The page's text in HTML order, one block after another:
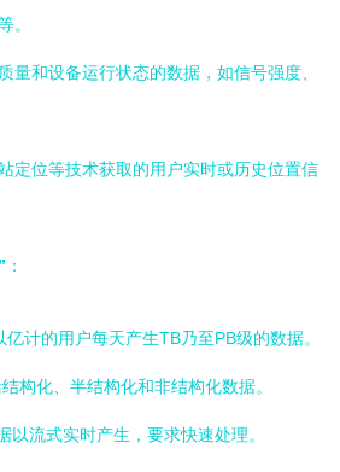
。
量和设备运行状态的数据，如信号强度、
定位等技术获取的用户实时或历史位置信
：
亿计的用户每天产生TB乃至PB级的数据。
结构化、半结构化和非结构化数据。
以流式实时产生，要求快速处理。